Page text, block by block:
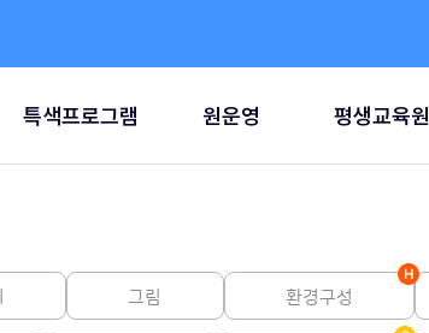
특색프로그램 원운영 평생교육원
그림 환경구성